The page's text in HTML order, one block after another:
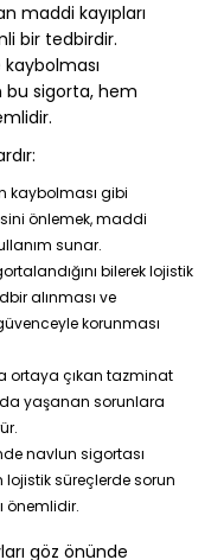
maddi kayıpları
bir tedbirdir.
sigorta, hem
kaybolması gibi
önlemek, maddi
sunar.
bilerek lojistik
alınması ve
korunması
ortaya çıkan tazminat
yaşanan sorunlara
navlun sigortası
lojistik süreçlerde sorun
önemlidir.
göz önünde